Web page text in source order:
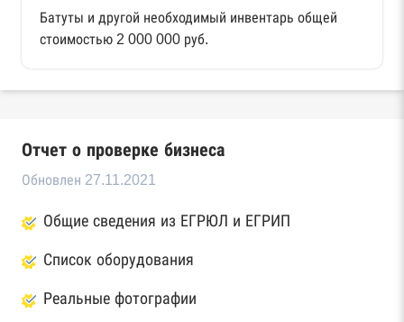
Батуты и другой необходимый инвентарь общей
стоимостью 2 000 000 руб.
Отчет о проверке бизнеса
Обновлен 27.11.2021
Общие сведения из ЕГРЮЛ и ЕГРИП
Список оборудования
Реальные фотографии